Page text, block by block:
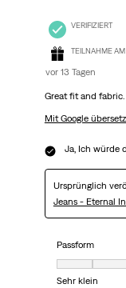
VERIFIZIERT
TEILNAHME
vor 13 Tagen
Great fit and fabric.
Mit Google
Ja, Ich würde
Ursprünglich
Jeans - Eternal
Passform
Passform, 4 von
Sehr klein